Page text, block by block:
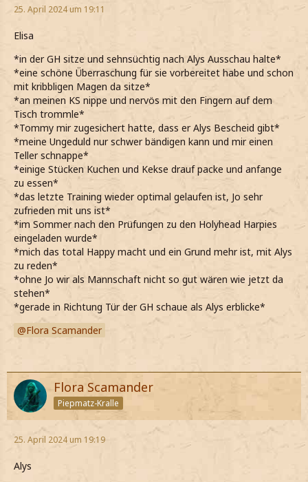
25. April 2024 um 19:11
Elisa
*in der GH sitze und sehnsüchtig nach Alys Ausschau halte*
*eine schöne Überraschung für sie vorbereitet habe und schon
mit kribbligen Magen da sitze*
*an meinen KS nippe und nervös mit den Fingern auf dem
Tisch trommle*
*Tommy mir zugesichert hatte, dass er Alys Bescheid gibt*
*meine Ungeduld nur schwer bändigen kann und mir einen
Teller schnappe*
*einige Stücken Kuchen und Kekse drauf packe und anfange
zu essen*
*das letzte Training wieder optimal gelaufen ist, Jo sehr
zufrieden mit uns ist*
*im Sommer nach den Prüfungen zu den Holyhead Harpies
eingeladen wurde*
*mich das total Happy macht und ein Grund mehr ist, mit Alys
zu reden*
*ohne Jo wir als Mannschaft nicht so gut wären wie jetzt da
stehen*
*gerade in Richtung Tür der GH schaue als Alys erblicke*
Flora Scamander
Flora Scamander
Piepmatz-Kralle
25. April 2024 um 19:19
Alys